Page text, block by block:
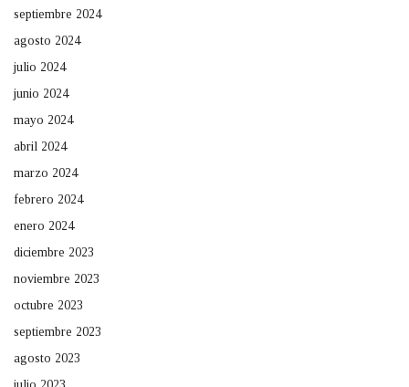
septiembre 2024
agosto 2024
julio 2024
junio 2024
mayo 2024
abril 2024
marzo 2024
febrero 2024
enero 2024
diciembre 2023
noviembre 2023
octubre 2023
septiembre 2023
agosto 2023